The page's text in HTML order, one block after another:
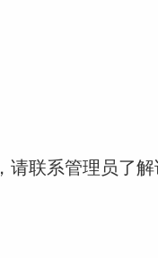
请联系管理员了